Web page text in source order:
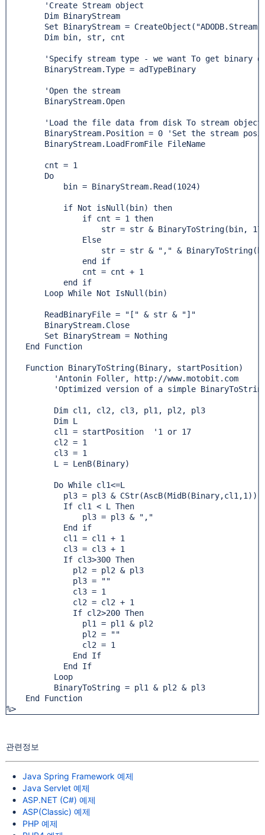
        'Create Stream object
        Dim BinaryStream
Set BinaryStream =
        Dim bin, str, cnt
'Specify stream type - we want To get binary
        BinaryStream.Type = adTypeBinary
        'Open the stream
        BinaryStream.Open
'Load the file data from disk To stream
BinaryStream.Position = 0 'Set the stream
        BinaryStream.LoadFromFile FileName
        cnt = 1
        Do
            bin = BinaryStream.Read(1024)
            if Not isNull(bin) then
                if cnt = 1 then
str = str & BinaryToString(bin,
                Else
str = str & "," &
                end if
                cnt = cnt + 1
            end if
        Loop While Not IsNull(bin)
        ReadBinaryFile = "[" & str & "]"
        BinaryStream.Close
        Set BinaryStream = Nothing
    End Function
    Function BinaryToString(Binary, startPosition)
          'Antonin Foller, http://www.motobit.com
'Optimized version of a simple
          Dim cl1, cl2, cl3, pl1, pl2, pl3
          Dim L
          cl1 = startPosition  '1 or 17
          cl2 = 1
          cl3 = 1
          L = LenB(Binary)
          Do While cl1<=L
            pl3 = pl3 & CStr(AscB(MidB(Binary,cl1,1)))
            If cl1 < L Then
                pl3 = pl3 & ","
            End if
            cl1 = cl1 + 1
            cl3 = cl3 + 1
            If cl3>300 Then
              pl2 = pl2 & pl3
              pl3 = ""
              cl3 = 1
              cl2 = cl2 + 1
              If cl2>200 Then
                pl1 = pl1 & pl2
                pl2 = ""
                cl2 = 1
              End If
            End If
          Loop
          BinaryToString = pl1 & pl2 & pl3
    End Function
%>
관련정보
Java Spring Framework 예제
Java Servlet 예제
ASP.NET (C#) 예제
ASP(Classic) 예제
PHP 예제